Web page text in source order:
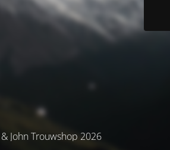
John Trouwshop 2026